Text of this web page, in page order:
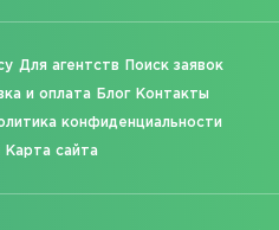
Для агентств Поиск заявок
и оплата Блог Контакты
конфиденциальности
Карта сайта